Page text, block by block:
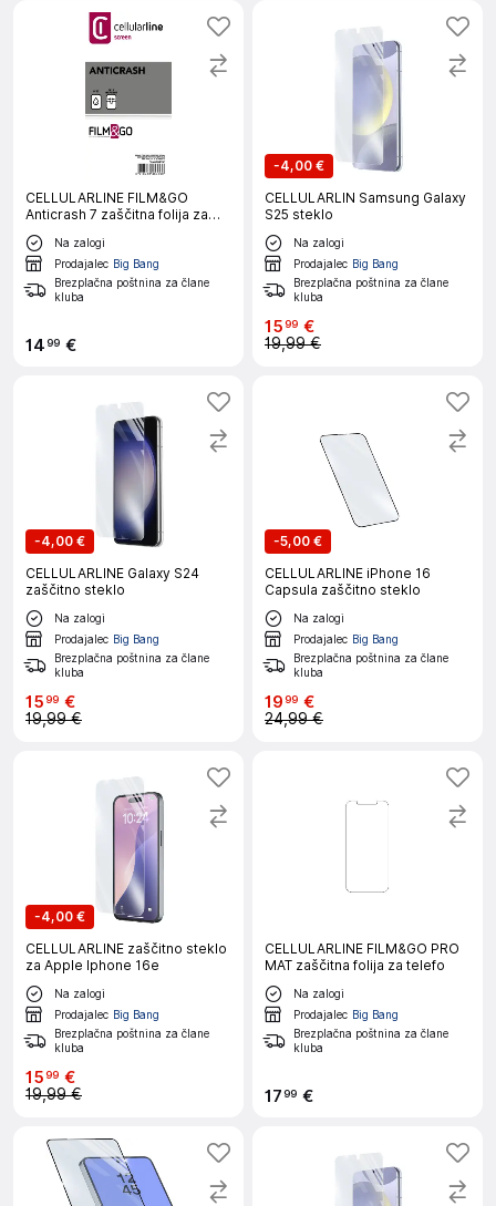
CELLULARLINE FILM&GO
Anticrash 7 zaščitna folija za
pametni telefon
Na zalogi
Prodajalec Big Bang
Brezplačna poštnina za člane
kluba
1499 €
-4,00 €
CELLULARLIN Samsung Galaxy
S25 steklo
Na zalogi
Prodajalec Big Bang
Brezplačna poštnina za člane
kluba
1599 €
19,99 €
-4,00 €
CELLULARLINE Galaxy S24
zaščitno steklo
Na zalogi
Prodajalec Big Bang
Brezplačna poštnina za člane
kluba
1599 €
19,99 €
-5,00 €
CELLULARLINE iPhone 16
Capsula zaščitno steklo
Na zalogi
Prodajalec Big Bang
Brezplačna poštnina za člane
kluba
1999 €
24,99 €
-4,00 €
CELLULARLINE zaščitno steklo
za Apple Iphone 16e
Na zalogi
Prodajalec Big Bang
Brezplačna poštnina za člane
kluba
1599 €
19,99 €
CELLULARLINE FILM&GO PRO
MAT zaščitna folija za telefo
Na zalogi
Prodajalec Big Bang
Brezplačna poštnina za člane
kluba
1799 €